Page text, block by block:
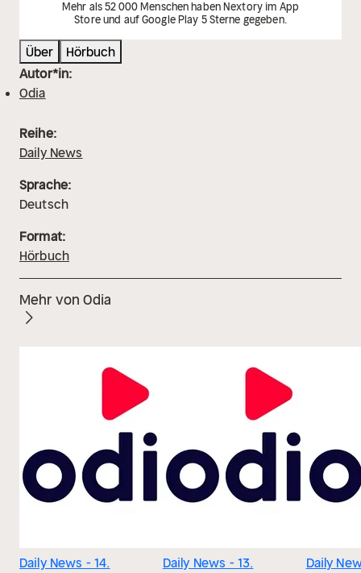
Mehr als 52 000 Menschen haben Nextory im App
Store und auf Google Play 5 Sterne gegeben.
Über
Hörbuch
Autor*in:
Odia
Reihe:
Daily News
Sprache:
Deutsch
Format:
Hörbuch
Mehr von Odia
Daily News - 14.
Daily News - 13.
Daily